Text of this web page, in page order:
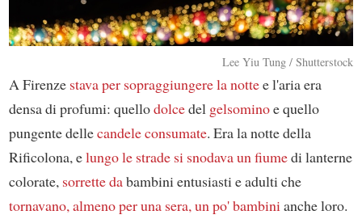
Lee Yiu Tung / Shutterstock
A Firenze stava per sopraggiungere la nottee l'aria era
densa di profumi: quellodolcedel gelsominoe quello
pungente dellecandele consumate. Era la notte della
Rificolona, elungo le strade si snodavaun fiumedi lanterne
colorate, sorrette dabambini entusiasti e adulti che
tornavano, almeno per una sera, un po' bambinianche loro.